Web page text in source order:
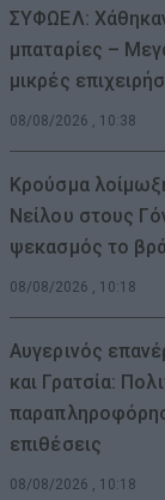
ΣΥΦΩΕΛ:
μπαταρίες –
μικρές
08/08/2026 , 10:38
Κρούσμα
Νείλου στους
ψεκασμός το
08/08/2026 , 10:18
Αυγερινός
και Γρατσία:
επιθέσεις
08/08/2026 , 10:18